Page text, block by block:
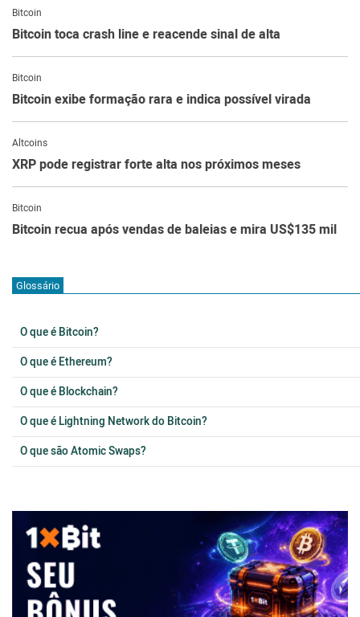
Bitcoin
Bitcoin toca crash line e reacende sinal de alta
Bitcoin
Bitcoin exibe formação rara e indica possível virada
Altcoins
XRP pode registrar forte alta nos próximos meses
Bitcoin
Bitcoin recua após vendas de baleias e mira US$135 mil
Glossário
O que é Bitcoin?
O que é Ethereum?
O que é Blockchain?
O que é Lightning Network do Bitcoin?
O que são Atomic Swaps?